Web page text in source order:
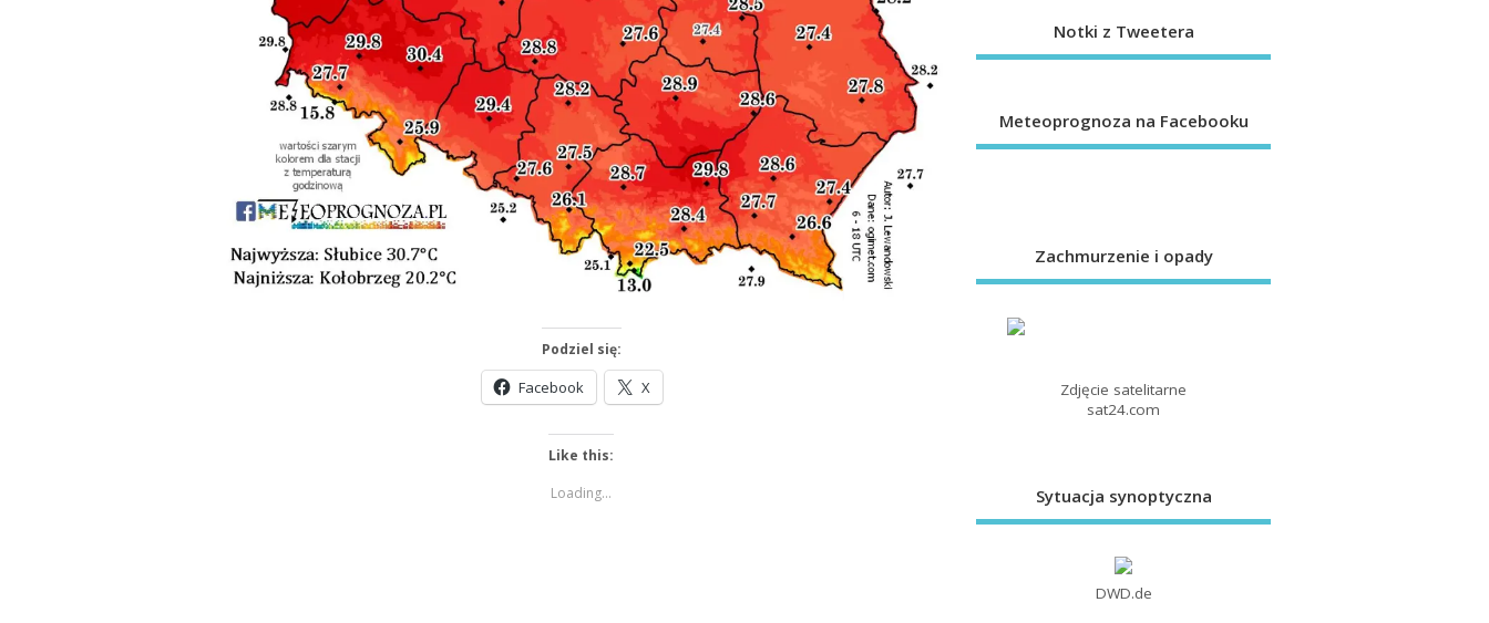
Podziel się:
Facebook X
Like this:
Loading...
Notki z Tweetera
Meteoprognoza na Facebooku
Zachmurzenie i opady
Zdjęcie satelitarne
sat24.com
Sytuacja synoptyczna
DWD.de